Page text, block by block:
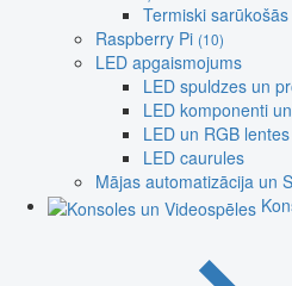
Termiski
Raspberry Pi (10)
LED apgaismojums
LED spuldzes un
LED komponenti
LED un RGB lentes
LED caurules
Mājas automatizācija un